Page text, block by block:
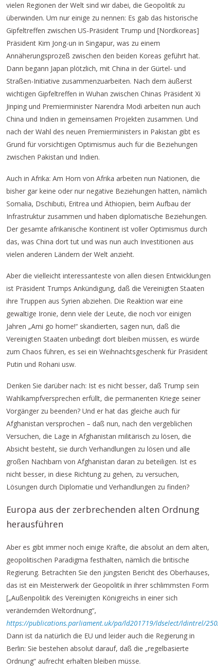
vielen Regionen der Welt sind wir dabei, die Geopolitik zu
überwinden. Um nur einige zu nennen: Es gab das historische
Gipfeltreffen zwischen US-Präsident Trump und [Nordkoreas]
Präsident Kim Jong-un in Singapur, was zu einem
Annäherungsprozeß zwischen den beiden Koreas geführt hat.
Dann begann Japan plötzlich, mit China in der Gürtel- und
Straßen-Initiative zusammenzuarbeiten. Nach dem äußerst
wichtigen Gipfeltreffen in Wuhan zwischen Chinas Präsident Xi
Jinping und Premierminister Narendra Modi arbeiten nun auch
China und Indien in gemeinsamen Projekten zusammen. Und
nach der Wahl des neuen Premierministers in Pakistan gibt es
Grund für vorsichtigen Optimismus auch für die Beziehungen
zwischen Pakistan und Indien.
Auch in Afrika: Am Horn von Afrika arbeiten nun Nationen, die
bisher gar keine oder nur negative Beziehungen hatten, nämlich
Somalia, Dschibuti, Eritrea und Äthiopien, beim Aufbau der
Infrastruktur zusammen und haben diplomatische Beziehungen.
Der gesamte afrikanische Kontinent ist voller Optimismus durch
das, was China dort tut und was nun auch Investitionen aus
vielen anderen Ländern der Welt anzieht.
Aber die vielleicht interessanteste von allen diesen Entwicklungen
ist Präsident Trumps Ankündigung, daß die Vereinigten Staaten
ihre Truppen aus Syrien abziehen. Die Reaktion war eine
gewaltige Ironie, denn viele der Leute, die noch vor einigen
Jahren „Ami go home!“ skandierten, sagen nun, daß die
Vereinigten Staaten unbedingt dort bleiben müssen, es würde
zum Chaos führen, es sei ein Weihnachtsgeschenk für Präsident
Putin und Rohani usw.
Denken Sie darüber nach: Ist es nicht besser, daß Trump sein
Wahlkampfversprechen erfüllt, die permanenten Kriege seiner
Vorgänger zu beenden? Und er hat das gleiche auch für
Afghanistan versprochen – daß nun, nach den vergeblichen
Versuchen, die Lage in Afghanistan militärisch zu lösen, die
Absicht besteht, sie durch Verhandlungen zu lösen und alle
großen Nachbarn von Afghanistan daran zu beteiligen. Ist es
nicht besser, in diese Richtung zu gehen, zu versuchen,
Lösungen durch Diplomatie und Verhandlungen zu finden?
Europa aus der zerbrechenden alten Ordnung
herausführen
Aber es gibt immer noch einige Kräfte, die absolut an dem alten,
geopolitischen Paradigma festhalten, nämlich die britische
Regierung. Betrachten Sie den jüngsten Bericht des Oberhauses,
das ist ein Meisterwerk der Geopolitik in ihrer schlimmsten Form
[„Außenpolitik des Vereinigten Königreichs in einer sich
verändernden Weltordnung“,
https://publications.parliament.uk/pa/ld201719/ldselect/ldintrel/
Dann ist da natürlich die EU und leider auch die Regierung in
Berlin: Sie bestehen absolut darauf, daß die „regelbasierte
Ordnung“ aufrecht erhalten bleiben müsse.